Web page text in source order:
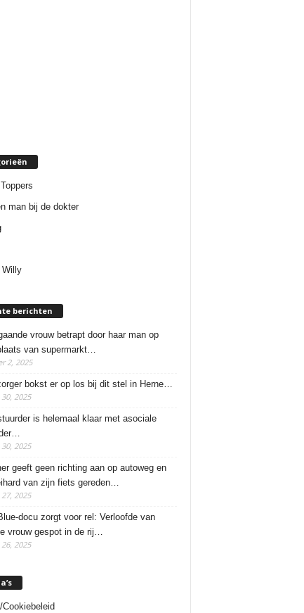
man bij de dokter
Willy
berichten
vrouw betrapt door haar man op
van supermarkt…
2, 2025
bokst er op los bij dit stel in Herne…
2025
is helemaal klaar met asociale
2025
geeft geen richting aan op autoweg en
van zijn fiets gereden…
2025
docu zorgt voor rel: Verloofde van
vrouw gespot in de rij…
2025
Cookiebeleid